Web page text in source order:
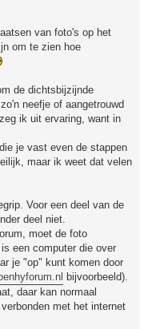
van foto's op het
om te zien hoe
de dichtsbijzijnde
neefje of aangetrouwd
ik uit ervaring, want in
je vast even de stappen
maar ik weet dat velen
Voor een deel van de
deel niet.
moet de foto
een computer die over
je "op" kunt komen door
bijvoorbeeld).
daar kan normaal
met het internet